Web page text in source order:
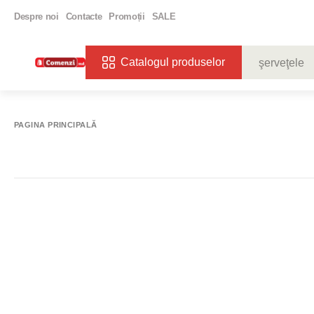
Despre noi Contacte Promoții SALE
Catalogul produselor
PAGINA PRINCIPALĂ